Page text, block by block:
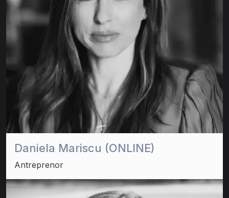
Daniela Mariscu (ONLINE)
Antreprenor